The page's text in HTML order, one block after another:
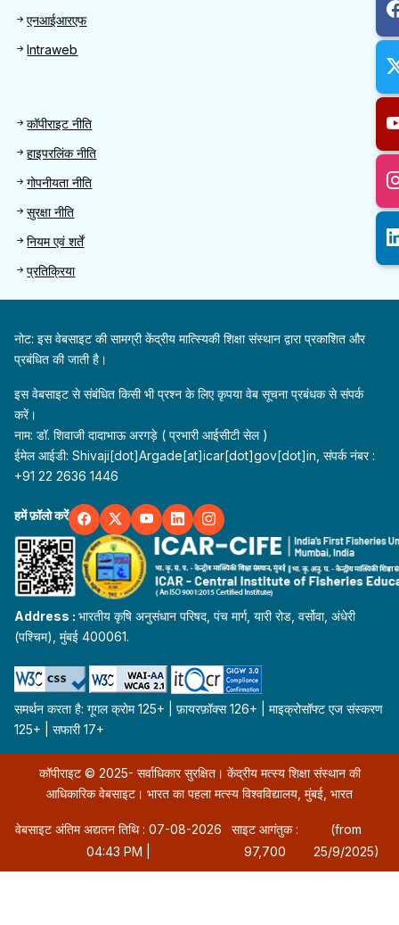
एनआईआरएफ
Intraweb
Footer 2
कॉपीराइट नीति
हाइपरलिंक नीति
गोपनीयता नीति
सुरक्षा नीति
नियम एवं शर्तें
प्रतिक्रिया
नोट: इस वेबसाइट की सामग्री केंद्रीय मात्स्यिकी शिक्षा संस्थान द्वारा प्रकाशित और
प्रबंधित की जाती है।
इस वेबसाइट से संबंधित किसी भी प्रश्न के लिए कृपया वेब सूचना प्रबंधक से संपर्क
करें।
नाम: डॉ. शिवाजी दादाभाऊ अरगड़े ( प्रभारी आईसीटी सेल )
ईमेल आईडी: Shivaji[dot]Argade[at]icar[dot]gov[dot]in, संपर्क नंबर :
+91 22 2636 1446
हमें फ़ॉलो करें
Address :भारतीय कृषि अनुसंधान परिषद, पंच मार्ग, यारी रोड, वर्सोवा, अंधेरी
(पश्चिम), मुंबई 400061.
समर्थन करता है: गूगल क्रोम 125+ | फ़ायरफ़ॉक्स 126+ | माइक्रोसॉफ्ट एज संस्करण
125+ | सफारी 17+
कॉपीराइट © 2025- सर्वाधिकार सुरक्षित। केंद्रीय मत्स्य शिक्षा संस्थान की
आधिकारिक वेबसाइट। भारत का पहला मत्स्य विश्वविद्यालय, मुंबई, भारत
वेबसाइट अंतिम अद्यतन तिथि : 07-08-2026
04:43 PM |
साइट आगंतुक :
97,700
(from
25/9/2025)